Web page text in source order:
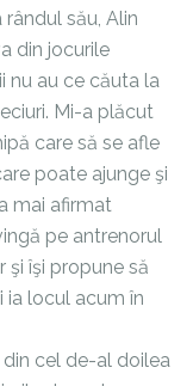
său, Alin
din jocurile
nu au ce căuta la
Mi-a plăcut
care să se afle
poate ajunge şi
mai afirmat
pe antrenorul
şi îşi propune să
ia locul acum în
din cel de-al doilea